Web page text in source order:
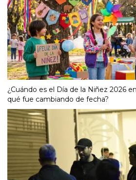
¿Cuándo es el Día de la Niñez 2026
qué fue cambiando de fecha?